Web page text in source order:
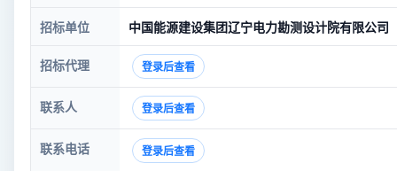
招标单位 中国能源建设集团辽宁电力勘测设计院有限公司
招标代理 登录后查看
联系人 登录后查看
联系电话 登录后查看